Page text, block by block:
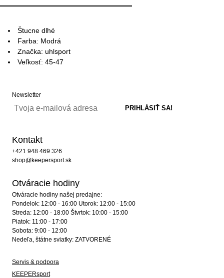
Štucne dlhé
Farba: Modrá
Značka: uhlsport
Veľkosť: 45-47
Newsletter
Kontakt
+421 948 469 326
shop@keepersport.sk
Otváracie hodiny
Otváracie hodiny našej predajne:
Pondelok: 12:00 - 16:00 Utorok: 12:00 - 15:00
Streda: 12:00 - 18:00 Štvrtok: 10:00 - 15:00
Piatok: 11:00 - 17:00
Sobota: 9:00 - 12:00
Nedeľa, štátne sviatky: ZATVORENÉ
Servis & podpora
KEEPERsport